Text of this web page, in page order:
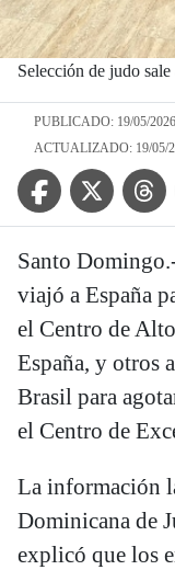
Selección de judo
PUBLICADO: 19/05/
ACTUALIZADO: 19/05/
Facebook IconTwitter Icon
Santo
viajó a España
el Centro de
España, y otros
Brasil para
el Centro de
La información
Dominicana de
explicó que los